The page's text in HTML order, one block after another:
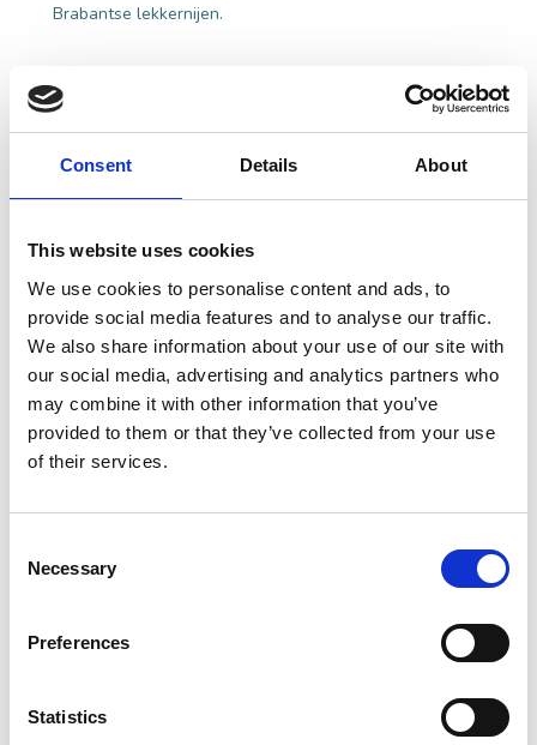
Consent Details About
This website uses cookies
We use cookies to personalise content and ads, to
provide social media features and to analyse our traffic.
We also share information about your use of our site with
our social media, advertising and analytics partners who
may combine it with other information that you’ve
provided to them or that they’ve collected from your use
of their services.
Selection
Necessary
Preferences
Statistics
Brabantse lekkernijen.
Het is ook mogelijk de Volkswagen busjes langer dan een
dag te huren. Trek er bijvoorbeeld een weekend, midweek of
hele week op uit.
Hoe leuk is het om een fantastische aankomst te regelen bij
een feestje? De busjes zorgen voor een gezellige uitstalling
en gasten worden verwelkomd met een glaasje Cava of
Champagne. Een gegarandeerd succes dus!
Bedrijfsfeest
Een jaarlijkse borrel, bedrijfspromotie of opening van je
bedrijf? De busjes zijn voor allerlei gelegenheden in te
Coco Vintage Touren past zich moeiteloos aan elke gelegenheid
stralende glimlachen op de gezichten van alle betrokkenen
bewijzen dat dit een ervaring is waar iedere leeftijd van zal
meenemen op een reis vol nieuwe ervaringen en plezier en maak